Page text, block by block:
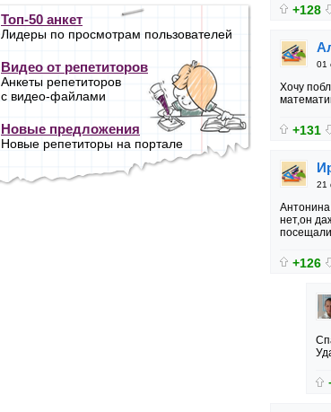
+128
01
Хочу
+131
21
нет,он
+126
Топ-50 анкет
Лидеры по просмотрам пользователей
Видео от репетиторов
Анкеты репетиторов
с видео-файлами
Новые предложения
Новые репетиторы на портале